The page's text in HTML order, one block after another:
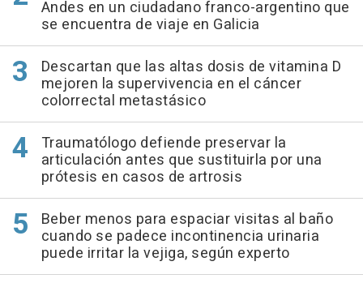
Andes en un ciudadano franco-argentino que
se encuentra de viaje en Galicia
Descartan que las altas dosis de vitamina D
mejoren la supervivencia en el cáncer
colorrectal metastásico
Traumatólogo defiende preservar la
articulación antes que sustituirla por una
prótesis en casos de artrosis
Beber menos para espaciar visitas al baño
cuando se padece incontinencia urinaria
puede irritar la vejiga, según experto